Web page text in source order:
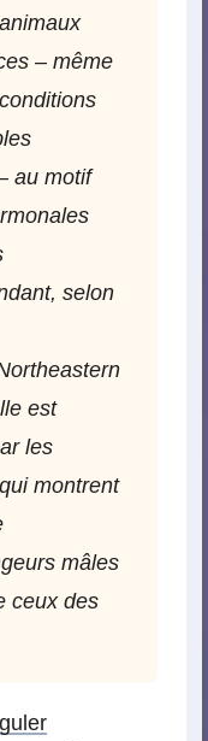
– même
au motif
selon
est
les
montrent
mâles
ceux des